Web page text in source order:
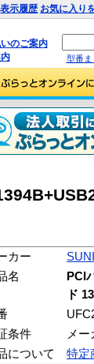
表示履歴 お気に入り
のご案内
型番ま
カー
名
PCI
ド
条件
メ
について
特定